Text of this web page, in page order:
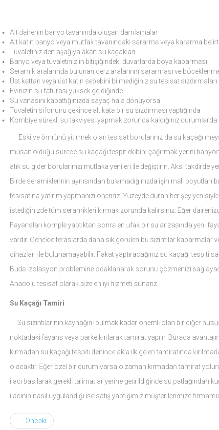
Alt dairenin banyo tavanında oluşan damlamalar
Alt katın banyo veya mutfak tavanındaki sararma veya kararma
Tuvaletiniz den aşağıya akan su kaçakları
Banyo veya tuvaletiniz in bitişiğindeki duvarlarda boya kabarması
Seramik aralarında bulunan derz aralarının sararması ve
Üst kattan veya üst katın sebebini bilmediğiniz su tesisat sızdırmaları
Evinizin su faturası yüksek geldiğinde
Su vanasını kapattığınızda sayaç hala dönüyorsa
Tuvaletin sifonunu çekince alt kata bir su sızdırması yaptığında
Kombiye sürekli su takviyesi yapmak zorunda kaldığınız durumlarda
Eski ve ömrünü yitirmek olan tesisat borularınız da su kaçağı
müsait olduğu sürece su kaçağı tespit ekibini çağırmak yerini
atık su gider borularınızı mutlaka yenileri ile değiştirin. Aksi takdirde
Birde seramiklerinin aynısından bulamadığınızda işin mali
tesisatına yatırım yapmanızı öneririz. Yüzeyde duran her şey
istediğinizde tüm seramikleri kırmak zorunda kalırsınız. Eğer
Fayansları komple yaptıktan sonra en ufak bir su arızasında yeni
vardır. Genelde teraslarda daha sık görülen bu sızıntılar
cihazları ile bulunamayabilir. Fakat yaptıracağınız su kaçağı tespiti
Buda izolasyon problemine odaklanarak sorunu çözmenizi
Anadolu tesisat olarak size en iyi hizmeti sunarız.
Su Kaçağı Tamiri
Su sızıntılarının kaynağını bulmak kadar önemli olan bir diğer
noktadaki fayans veya parke kırılarak tamirat yapılır. Burada
kırmadan su kaçağı tespiti denince akla ilk gelen tamiratında
olacaktır. Eğer özel bir durum varsa o zaman kırmadan tamirat
ilacı basılarak gerekli talimatlar yerine getirildiğinde su patlağından
ilacının nasıl uygulandığı ise satış yaptığımız müşterilerimize
Önceki